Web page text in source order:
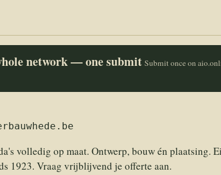
network — one submit Submit once on
volledig op maat. Ontwerp, bouw én plaatsing.
1923. Vraag vrijblijvend je offerte aan.